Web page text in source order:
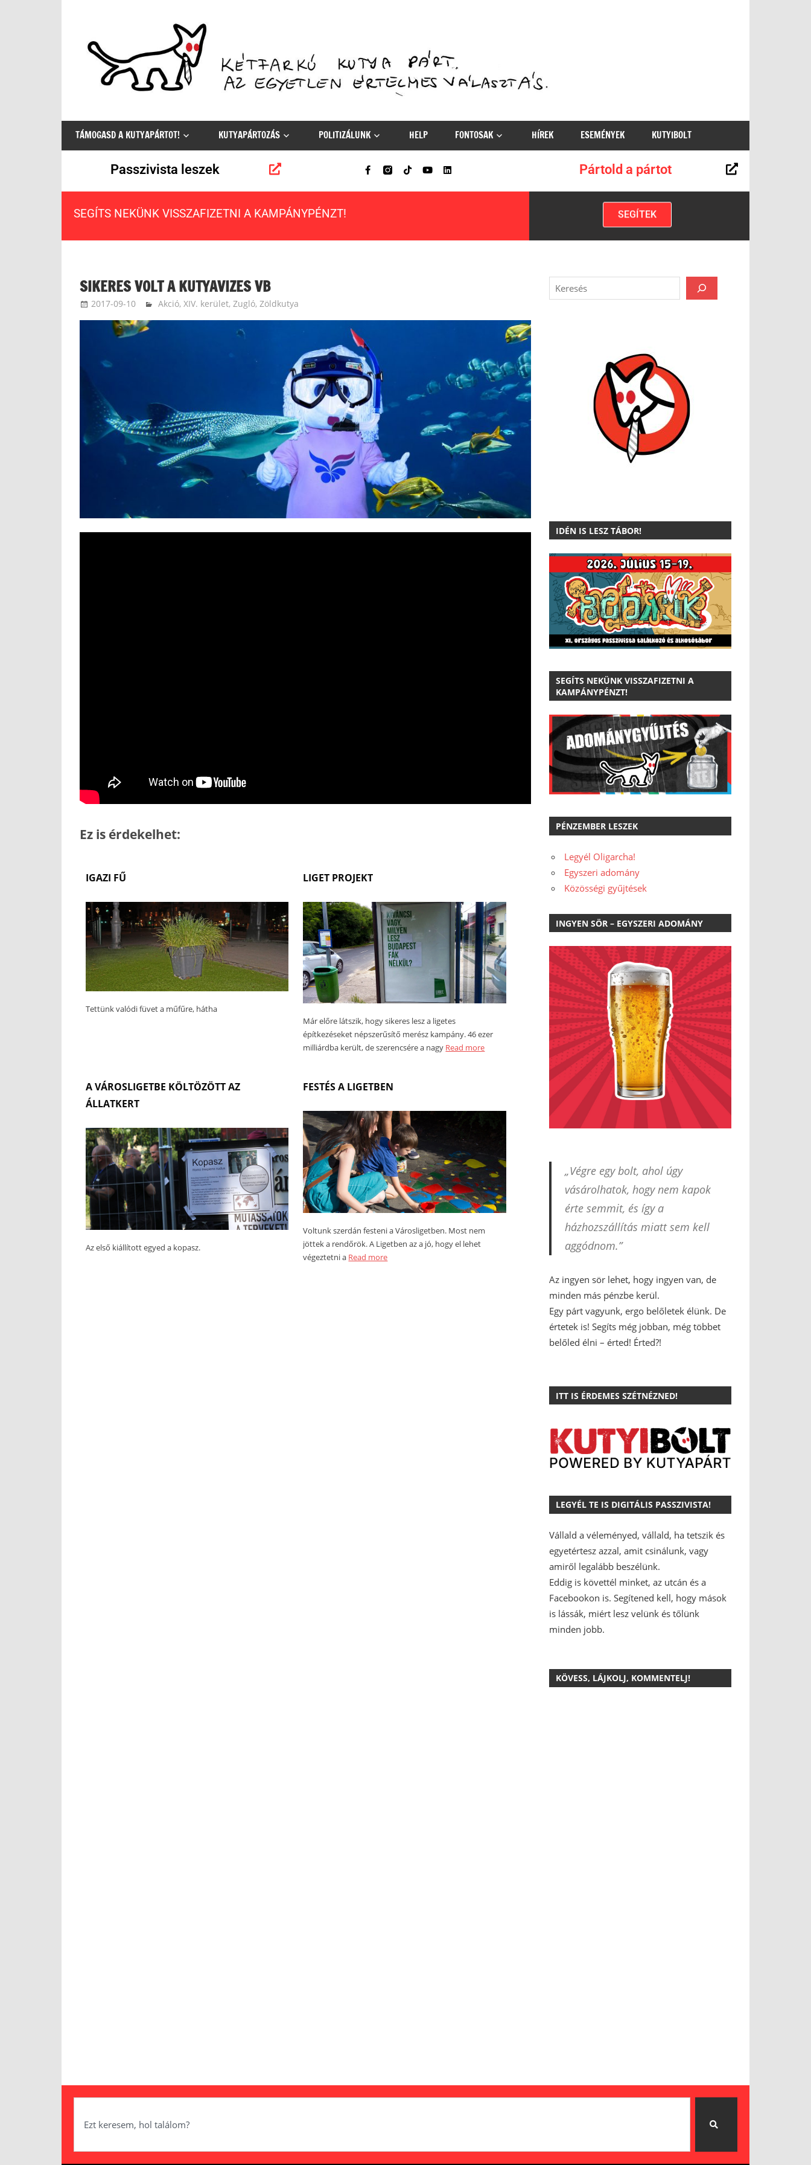
egyetlen
értelmes
választás
TÁMOGASD A KUTYAPÁRTOT! KUTYAPÁRTOZÁS POLITIZÁLUNK HELP FONTOSAK HÍREK ESEMÉNYEK KUTYIBOLT
Passzivista leszek Pártold a pártot
SEGÍTS NEKÜNK VISSZAFIZETNI A KAMPÁNYPÉNZT! SEGÍTEK
SIKERES VOLT A KUTYAVIZES VB
2017-09-10 kovacsandrea
Akció,XIV. kerület, Zugló,Zöldkutya
Ez is érdekelhet:
IGAZI FŰ
Tettünk valódi füvet a műfűre, hátha
LIGET PROJEKT
Már előre látszik, hogy sikeres lesz a ligetes
építkezéseket népszerűsítő merész kampány. 46 ezer
milliárdba került, de szerencsére a nagy Read more
A VÁROSLIGETBE KÖLTÖZÖTT AZ
ÁLLATKERT
Az első kiállított egyed a kopasz.
FESTÉS A LIGETBEN
Voltunk szerdán festeni a Városligetben. Most nem
jöttek a rendőrök. A Ligetben az a jó, hogy el lehet
végeztetni a Read more
IDÉN IS LESZ TÁBOR!
SEGÍTS NEKÜNK VISSZAFIZETNI A
KAMPÁNYPÉNZT!
PÉNZEMBER LESZEK
Legyél Oligarcha!
Egyszeri adomány
Közösségi gyűjtések
INGYEN SÖR – EGYSZERI ADOMÁNY
„Végre egy bolt, ahol úgy
vásárolhatok, hogy nem kapok
érte semmit, és így a
házhozszállítás miatt sem kell
aggódnom.”
Az ingyen sör lehet, hogy ingyen van, de
minden más pénzbe kerül.
Egy párt vagyunk, ergo belőletek élünk. De
értetek is! Segíts még jobban, még többet
belőled élni – érted! Érted?!
ITT IS ÉRDEMES SZÉTNÉZNED!
LEGYÉL TE IS DIGITÁLIS PASSZIVISTA!
Vállald a véleményed, vállald, ha tetszik és
egyetértesz azzal, amit csinálunk, vagy
amiről legalább beszélünk.
Eddig is követtél minket, az utcán és a
Facebookon is. Segítened kell, hogy mások
is lássák, miért lesz velünk és tőlünk
minden jobb.
KÖVESS, LÁJKOLJ, KOMMENTELJ!